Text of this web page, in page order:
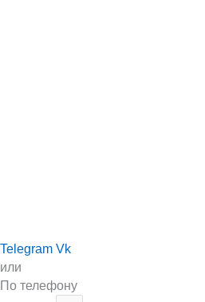
Telegram Vk
или
По телефону